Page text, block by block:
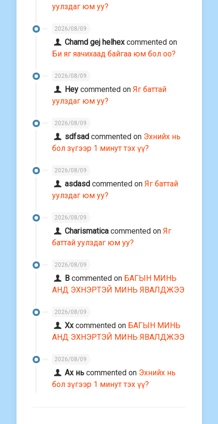
уулздаг юм уу?
2026/08/09
Chamd gej helhexcommented on
Би яг яачихаад байгаа юм бол оо?
2026/08/09
Hey commented onЯг баттай
уулздаг юм уу?
2026/08/09
sdfsad commented on Эхнийх нь
бол зүгээр 1 минут тэх үү?
2026/08/09
asdasd commented onЯг баттай
уулздаг юм уу?
2026/08/09
Charismatica commented onЯг
баттай уулздаг юм уу?
2026/08/09
В commented on БАГЫН МИНЬ
АНД ЭХНЭРТЭЙ МИНЬ ЯВАЛДЖЭЭ
2026/08/09
Ххcommented on БАГЫН МИНЬ
АНД ЭХНЭРТЭЙ МИНЬ ЯВАЛДЖЭЭ
2026/08/09
Ах нь commented on Эхнийх нь
бол зүгээр 1 минут тэх үү?